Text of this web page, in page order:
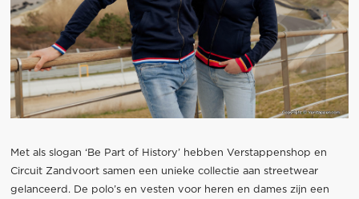
Met als slogan ‘Be Part of History’ hebben Verstappenshop en
Circuit Zandvoort samen een unieke collectie aan streetwear
gelanceerd. De polo’s en vesten voor heren en dames zijn een